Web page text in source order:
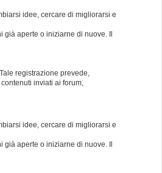
idee, cercare di migliorarsi e
aperte o iniziarne di nuove. Il
registrazione prevede,
inviati ai forum,
idee, cercare di migliorarsi e
aperte o iniziarne di nuove. Il